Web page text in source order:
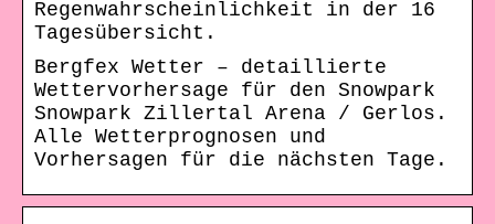
Regenwahrscheinlichkeit in der 16
Tagesübersicht.
Bergfex Wetter – detaillierte
Wettervorhersage für den Snowpark
Snowpark Zillertal Arena / Gerlos.
Alle Wetterprognosen und
Vorhersagen für die nächsten Tage.